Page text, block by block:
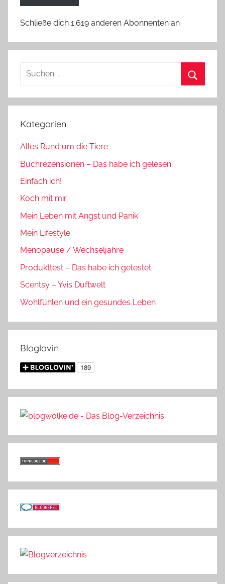
Schließe dich 1.619 anderen Abonnenten an
Suchen
Kategorien
Alles Rund um die Tiere
Buchrezensionen – Das habe ich gelesen
Einfach ich!
Koch mit mir
Mein Leben mit Angst und Panik
Mein Lifestyle
Menopause / Wechseljahre
Produkttest – Das habe ich getestet
Scentsy – Yvis Duftwelt
Wohlfühlen und ein gesundes Leben
Bloglovin